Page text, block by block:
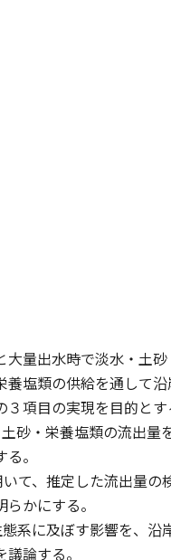
量出水時で淡水・土
塩類の供給を通して
項目の実現を目的とす
砂・栄養塩類の流出
。
て、推定した流出量
かにする。
系に及ぼす影響を、
論する。